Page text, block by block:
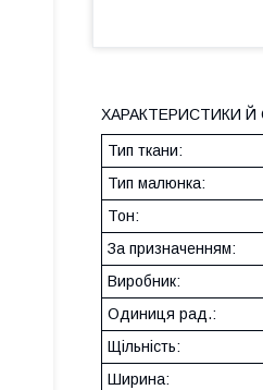
ХАРАКТЕРИСТИКИ Й
Тип ткани:
Тип малюнка:
Тон:
За призначенням:
Виробник:
Одиниця рад.:
Щільність:
Ширина: